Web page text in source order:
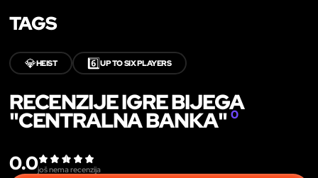
TAGS
💎HEIST 6️⃣UP TO SIX PLAYERS
RECENZIJE IGRE BIJEGA
"CENTRALNA BANKA" 0
0.0još nema recenzija